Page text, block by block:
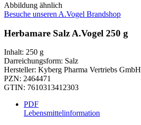
Abbildung ähnlich
Besuche unseren A.Vogel Brandshop
Herbamare Salz A.Vogel 250 g
Inhalt: 250 g
Darreichungsform: Salz
Hersteller: Kyberg Pharma Vertriebs GmbH
PZN: 2464471
GTIN: 7610313412303
PDF
Lebensmittelinformation